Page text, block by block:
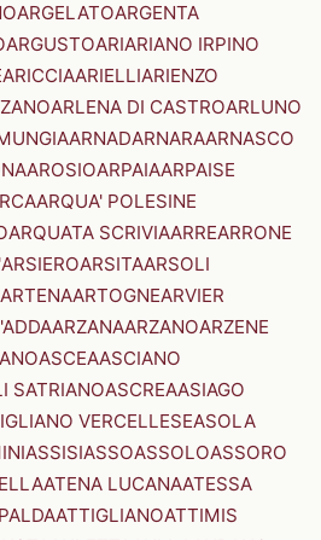
ARGELATOARGENTA
ARGUSTOARIARIANO IRPINO
ARICCIAARIELLIARIENZO
ARLENA DI CASTROARLUNO
ARNADARNARAARNASCO
AROSIOARPAIAARPAISE
ARQUA' POLESINE
ARQUATA SCRIVIAARREARRONE
ARSIEROARSITAARSOLI
ARTENAARTOGNEARVIER
ARZANAARZANOARZENE
ASCEAASCIANO
SATRIANOASCREAASIAGO
VERCELLESEASOLA
ASSISIASSOASSOLOASSORO
ATENA LUCANAATESSA
ATTIGLIANOATTIMIS